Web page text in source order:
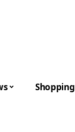
Shopping